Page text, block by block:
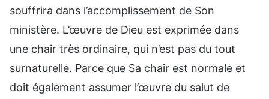
souffrira dans l’accomplissement de Son
ministère. L’œuvre de Dieu est exprimée dans
une chair très ordinaire, qui n’est pas du tout
surnaturelle. Parce que Sa chair est normale et
doit également assumer l’œuvre du salut de